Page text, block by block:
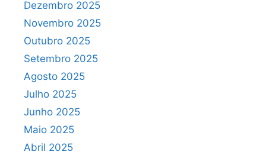
Dezembro 2025
Novembro 2025
Outubro 2025
Setembro 2025
Agosto 2025
Julho 2025
Junho 2025
Maio 2025
Abril 2025